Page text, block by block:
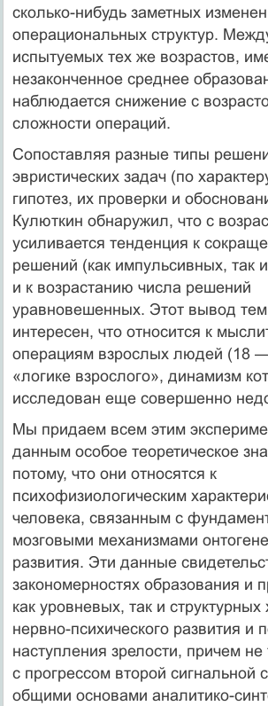
сколько-нибудь заметных
операциональных структур.
испытуемых тех же возрастов,
незаконченное среднее
наблюдается снижение с
сложности операций.
Сопоставляя разные типы
эвристических задач (по
гипотез, их проверки и
Кулюткин обнаружил, что с
усиливается тенденция к
решений (как импульсивных, так
и к возрастанию числа решений
уравновешенных. Этот вывод
интересен, что относится к
операциям взрослых людей (18
«логике взрослого», динамизм
исследован еще совершенно
Мы придаем всем этим
данным особое теоретическое
потому, что они относятся к
психофизиологическим
человека, связанным с
мозговыми механизмами
развития. Эти данные
закономерностях образования и
как уровневых, так и структурных
нервно-психического развития и
наступления зрелости, причем не
с прогрессом второй сигнальной
общими основами аналитико-